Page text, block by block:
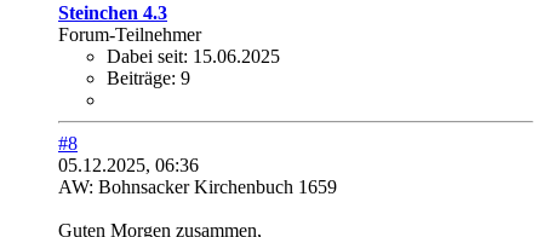
Steinchen 4.3
Forum-Teilnehmer
Dabei seit: 15.06.2025
Beiträge: 9
#8
05.12.2025, 06:36
AW: Bohnsacker Kirchenbuch 1659
Guten Morgen zusammen,